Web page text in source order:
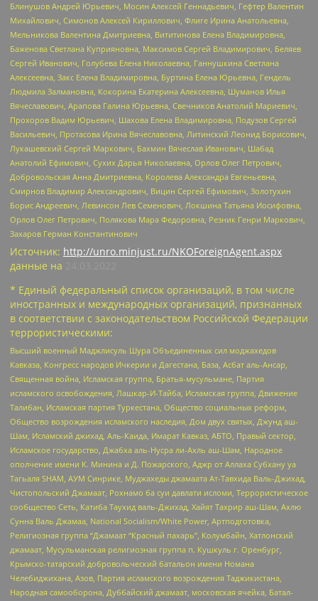
Блинушов Андрей Юрьевич, Мосин Алексей Геннадьевич, Гефтер Валентин
Михайлович, Симонов Алексей Кириллович, Флиге Ирина Анатольевна,
Мельникова Валентина Дмитриевна, Вититинова Елена Владимировна,
Баженова Светлана Куприяновна, Максимов Сергей Владимирович, Беляев
Сергей Иванович, Голубева Елена Николаевна, Ганнушкина Светлана
Алексеевна, Закс Елена Владимировна, Буртина Елена Юрьевна, Гендель
Людмила Залмановна, Кокорина Екатерина Алексеевна, Шуманов Илья
Вячеславович, Арапова Галина Юрьевна, Свечников Анатолий Мариевич,
Прохоров Вадим Юрьевич, Шахова Елена Владимировна, Подузов Сергей
Васильевич, Протасова Ирина Вячеславовна, Литинский Леонид Борисович,
Лукашевский Сергей Маркович, Бахмин Вячеслав Иванович, Шабад
Анатолий Ефимович, Сухих Дарья Николаевна, Орлов Олег Петрович,
Добровольская Анна Дмитриевна, Королева Александра Евгеньевна,
Смирнов Владимир Александрович, Вицин Сергей Ефимович, Золотухин
Борис Андреевич, Левинсон Лев Семенович, Локшина Татьяна Иосифовна,
Орлов Олег Петрович, Полякова Мара Федоровна, Резник Генри Маркович,
Захаров Герман Константинович
Источник: http://unro.minjust.ru/NKOForeignAgent.aspx
данные на
* Единый федеральный список организаций, в том числе
иностранных и международных организаций, признанных
в соответствии с законодательством Российской Федерации
террористическими:
Высший военный Маджлисуль Шура Объединенных сил моджахедов
Кавказа, Конгресс народов Ичкерии и Дагестана, База, Асбат аль-Ансар,
Священная война, Исламская группа, Братья-мусульмане, Партия
исламского освобождения, Лашкар-И-Тайба, Исламская группа, Движение
Талибан, Исламская партия Туркестана, Общество социальных реформ,
Общество возрождения исламского наследия, Дом двух святых, Джунд аш-
Шам, Исламский джихад, Аль-Каида, Имарат Кавказ, АБТО, Правый сектор,
Исламское государство, Джабха аль-Нусра ли-Ахль аш-Шам, Народное
ополчение имени К. Минина и Д. Пожарского, Аджр от Аллаха Субхану уа
Тагьаля SHAM, АУМ Синрике, Муджахеды джамаата Ат-Тавхида Валь-Джихад,
Чистопольский Джамаат, Рохнамо ба суи давлати исломи, Террористическое
сообщество Сеть, Катиба Таухид валь-Джихад, Хайят Тахрир аш-Шам, Ахлю
Сунна Валь Джамаа, National Socialism/White Power, Артподготовка,
Религиозная группа “Джамаат “Красный пахарь”, Колумбайн, Хатлонский
джамаат, Мусульманская религиозная группа п. Кушкуль г. Оренбург,
Крымско-татарский добровольческий батальон имени Номана
Челебиджихана, Азов, Партия исламского возрождения Таджикистана,
Народная самооборона, Дуббайский джамаат, московская ячейка, Батал-